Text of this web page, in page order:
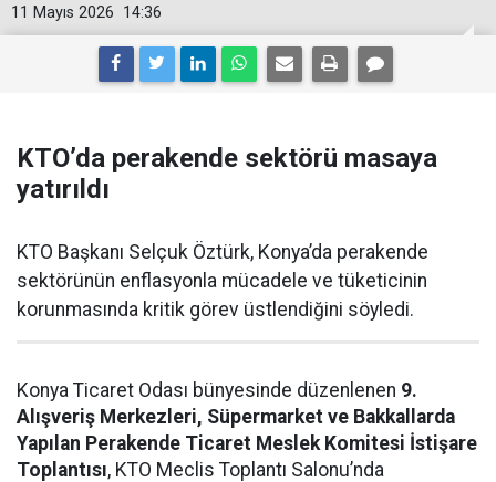
14:36
11 Mayıs 2026
KTO’da perakende sektörü masaya
yatırıldı
KTO Başkanı Selçuk Öztürk, Konya’da perakende
sektörünün enflasyonla mücadele ve tüketicinin
korunmasında kritik görev üstlendiğini söyledi.
Konya Ticaret Odası bünyesinde düzenlenen 9.
Alışveriş Merkezleri, Süpermarket ve Bakkallarda
Yapılan Perakende Ticaret Meslek Komitesi İstişare
Toplantısı, KTO Meclis Toplantı Salonu’nda